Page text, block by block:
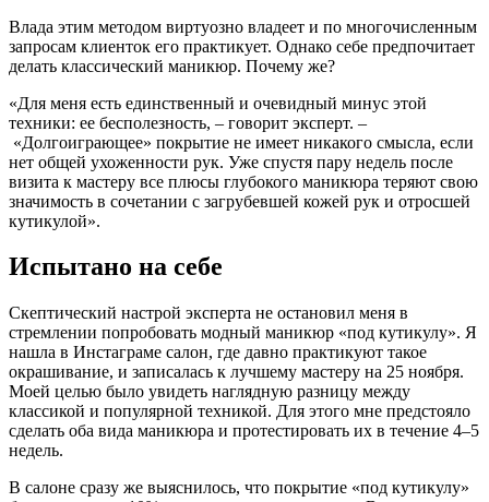
Влада этим методом виртуозно владеет и по многочисленным
запросам клиенток его практикует. Однако себе предпочитает
делать классический маникюр. Почему же?
«Для меня есть единственный и очевидный минус этой
техники: ее бесполезность, – говорит эксперт. –
«Долгоиграющее» покрытие не имеет никакого смысла, если
нет общей ухоженности рук. Уже спустя пару недель после
визита к мастеру все плюсы глубокого маникюра теряют свою
значимость в сочетании с загрубевшей кожей рук и отросшей
кутикулой».
Испытано на себе
Скептический настрой эксперта не остановил меня в
стремлении попробовать модный маникюр «под кутикулу». Я
нашла в Инстаграме салон, где давно практикуют такое
окрашивание, и записалась к лучшему мастеру на 25 ноября.
Моей целью было увидеть наглядную разницу между
классикой и популярной техникой. Для этого мне предстояло
сделать оба вида маникюра и протестировать их в течение 4–5
недель.
В салоне сразу же выяснилось, что покрытие «под кутикулу»